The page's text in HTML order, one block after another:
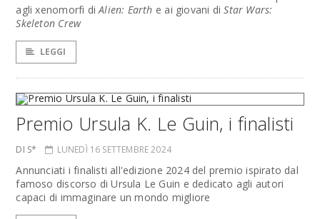
agli xenomorfi diAlien: Earth e ai giovani diStar Wars:
Skeleton Crew
LEGGI
Premio Ursula K. Le Guin, i finalisti
DI S* LUNEDÌ 16 SETTEMBRE 2024
Annunciati i finalisti all'edizione 2024 del premio ispirato dal
famoso discorso di Ursula Le Guin e dedicato agli autori
capaci di immaginare un mondo migliore